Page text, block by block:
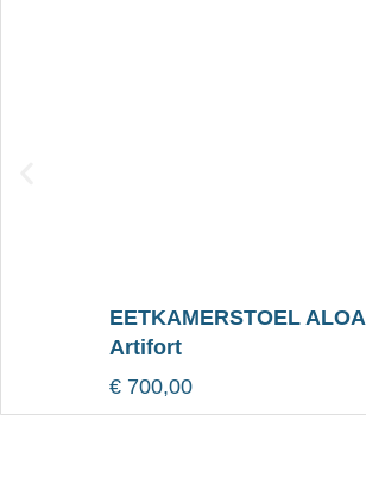
EETKAMERSTOEL ALOA
Artifort
€ 700,00